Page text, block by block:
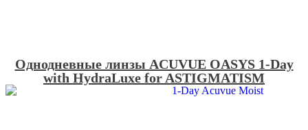
Однодневные линзы ACUVUE OASYS 1-Day
with HydraLuxe for ASTIGMATISM